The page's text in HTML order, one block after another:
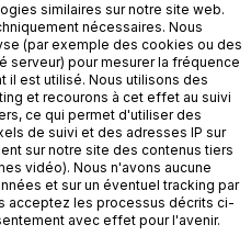
martyrisée, victime des pires
nécessaire pour que l'enfant
et ses carences
CRITIQUES
similaires sur notre site web.
nécessaires. Nous
(par exemple des cookies ou des
serveur) pour mesurer la fréquence
il est utilisé. Nous utilisons des
et recourons à cet effet au suivi
ce qui permet d'utiliser des
de suivi et des adresses IP sur
sur notre site des contenus tiers
vidéo). Nous n'avons aucune
et sur un éventuel tracking par
acceptez les processus décrits ci-
avec effet pour l'avenir.